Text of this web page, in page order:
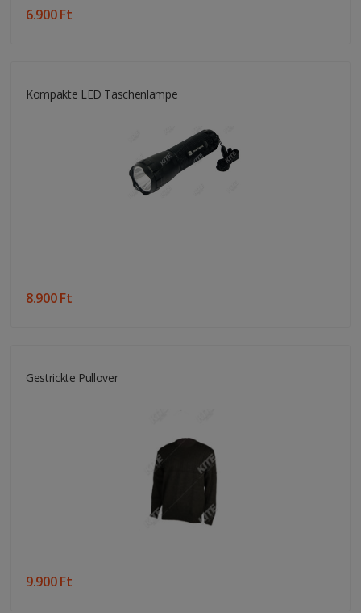
6.900 Ft
Kompakte LED Taschenlampe
8.900 Ft
Gestrickte Pullover
9.900 Ft